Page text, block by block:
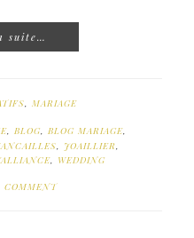
suite…
MARIAGE
BLOG BLOG MARIAGE
JOAILLIER
, WEDDING
COMMENT